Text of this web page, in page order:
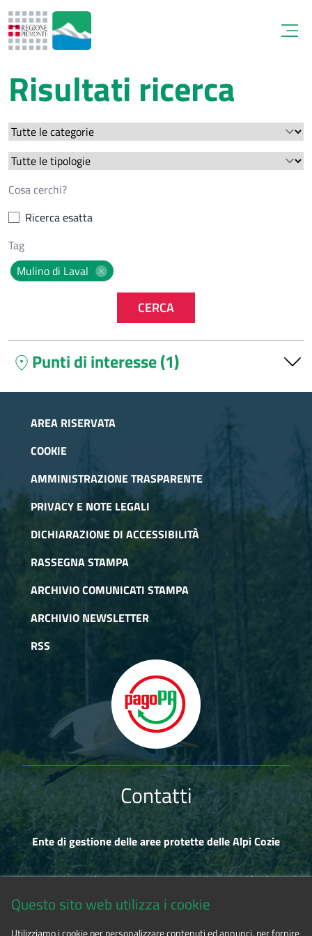
Risultati ricerca
Ricerca esatta
Mulino di Laval
CERCA
location_onPunti di interesse (1)
Rifugio Mulino di Laval
sulla sponda sinistra orografica del fiume Chisone,
all'ingresso del Parco Naturale Val Troncea.
AREA RISERVATA
COOKIE
AMMINISTRAZIONE TRASPARENTE
PRIVACY E NOTE LEGALI
DICHIARAZIONE DI ACCESSIBILITÀ
RASSEGNA STAMPA
ARCHIVIO COMUNICATI STAMPA
ARCHIVIO NEWSLETTER
RSS
Contatti
Ente di gestione delle aree protette delle Alpi Cozie
Via Fransuà Fontan, 1 - 10050 Salbertrand (TO)
Questo sito web utilizza i cookie